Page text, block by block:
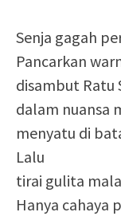
Senja gagah
Pancarkan
disambut Ratu
dalam nuansa
menyatu di
Lalu
tirai gulita
Hanya cahaya